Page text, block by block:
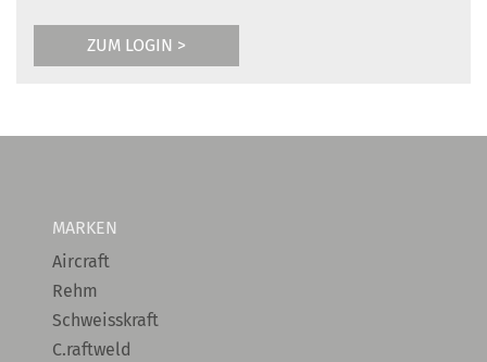
ZUM LOGIN >
MARKEN
Aircraft
Rehm
Schweisskraft
C.raftweld